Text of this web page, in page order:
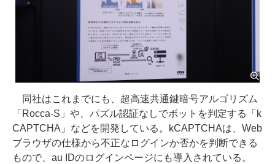
同社はこれまでにも、超高速共通鍵暗号アルゴリズム
「Rocca-S」や、パズル認証なしでボットを判定する「k
CAPTCHA」などを開発している。kCAPTCHAは、Web
ブラウザの仕様から不正なログインか否かを判断できる
もので、au IDのログインページにも導入されている。